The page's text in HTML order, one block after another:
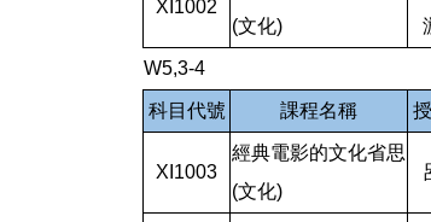
XI1002
(文化)
W5,3-4
科目代號 課程名稱
XI1003
經典電影的文化省思
(文化)